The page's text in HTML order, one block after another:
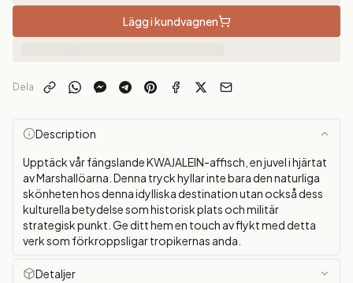
Lägg i kundvagnen
Dela
Description
Upptäck vår fängslande KWAJALEIN-affisch, en juvel i hjärtat
av Marshallöarna. Denna tryck hyllar inte bara den naturliga
skönheten hos denna idylliska destination utan också dess
kulturella betydelse som historisk plats och militär
strategisk punkt. Ge ditt hem en touch av flykt med detta
verk som förkroppsligar tropikernas anda.
Detaljer